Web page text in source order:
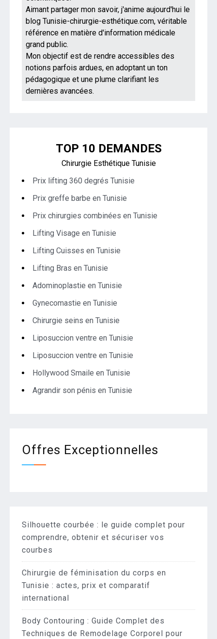
Aimant partager mon savoir, j'anime aujourd'hui le
blog Tunisie-chirurgie-esthétique.com, véritable
référence en matière d'information médicale
grand public.
Mon objectif est de rendre accessibles des
notions parfois ardues, en adoptant un ton
pédagogique et une plume clarifiant les
dernières avancées.
TOP 10 DEMANDES
Chirurgie Esthétique Tunisie
Prix lifting 360 degrés Tunisie
Prix greffe barbe en Tunisie
Prix chirurgies combinées en Tunisie
Lifting Visage en Tunisie
Lifting Cuisses en Tunisie
Lifting Bras en Tunisie
Adominoplastie en Tunisie
Gynecomastie en Tunisie
Chirurgie seins en Tunisie
Liposuccion ventre en Tunisie
Liposuccion ventre en Tunisie
Hollywood Smaile en Tunisie
Agrandir son pénis en Tunisie
Offres Exceptionnelles
Silhouette courbée : le guide complet pour
comprendre, obtenir et sécuriser vos
courbes
Chirurgie de féminisation du corps en
Tunisie : actes, prix et comparatif
international
Body Contouring : Guide Complet des
Techniques de Remodelage Corporel pour